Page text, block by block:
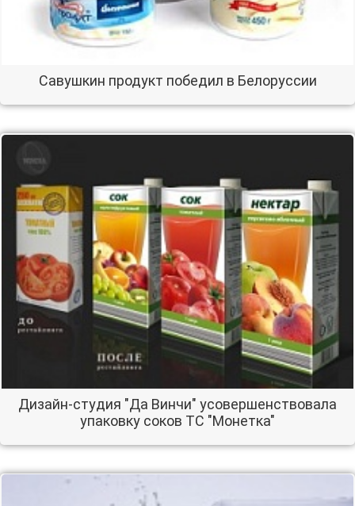
Савушкин продукт победил в Белоруссии
Дизайн-студия "Да Винчи" усовершенствовала
упаковку соков ТС "Монетка"